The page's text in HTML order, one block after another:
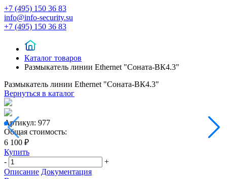
+7 (495) 150 36 83
info@info-security.su
+7 (495) 150 36 83
Каталог товаров
Размыкатель линии Ethernet "Соната-ВК4.3"
Размыкатель линии Ethernet "Соната-ВК4.3"
Вернуться в каталог
Артикул: 977
Общая стоимость:
6 100 ₽
Купить
-
+
Описание Документация